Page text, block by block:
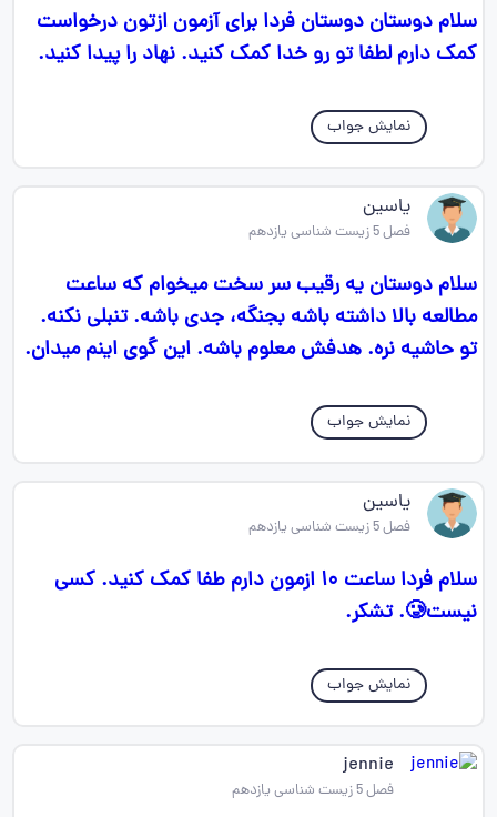
سلام دوستان دوستان فردا برای آزمون ازتون درخواست
کمک دارم لطفا تو رو خدا کمک کنید. نهاد را پیدا کنید.
نمایش جواب
یاسین
فصل 5 زیست شناسی یازدهم
سلام دوستان یه رقیب سر سخت میخوام که ساعت
مطالعه بالا داشته باشه بجنگه، جدی باشه. تنبلی نکنه.
تو حاشیه نره. هدفش معلوم باشه. این گوی اینم میدان.
نمایش جواب
یاسین
فصل 5 زیست شناسی یازدهم
سلام فردا ساعت ۱۰ ازمون دارم طفا کمک کنید. کسی
نیست🥲. تشکر.
نمایش جواب
jennie
فصل 5 زیست شناسی یازدهم